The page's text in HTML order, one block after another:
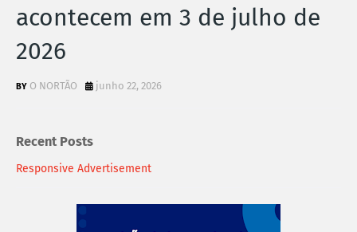
acontecem em 3 de julho de
2026
O NORTÃO junho 22, 2026
Recent Posts
Responsive Advertisement